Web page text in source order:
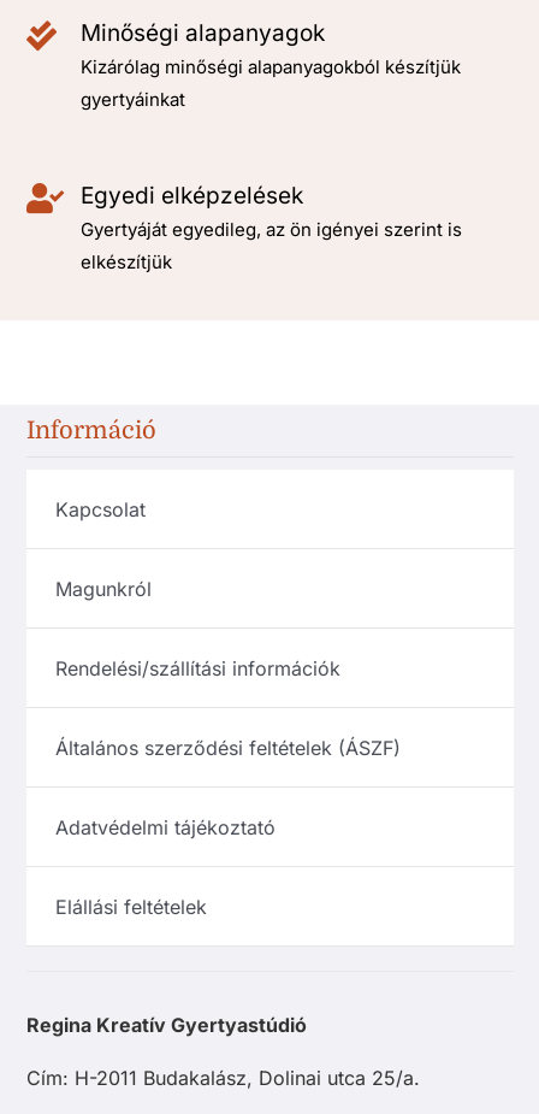
Minőségi alapanyagok
Kizárólag minőségi alapanyagokból készítjük
gyertyáinkat
Egyedi elképzelések
Gyertyáját egyedileg, az ön igényei szerint is
elkészítjük
Információ
Kapcsolat
Magunkról
Rendelési/szállítási információk
Általános szerződési feltételek (ÁSZF)
Adatvédelmi tájékoztató
Elállási feltételek
Regina Kreatív Gyertyastúdió
Cím: H-2011 Budakalász, Dolinai utca 25/a.